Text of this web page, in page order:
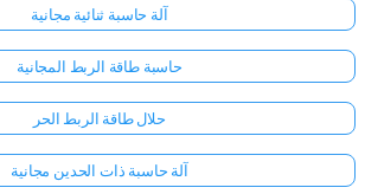
آلة حاسبة ثنائية مجانية
حاسبة طاقة الربط المجانية
حلال طاقة الربط الحر
آلة حاسبة ذات الحدين مجانية